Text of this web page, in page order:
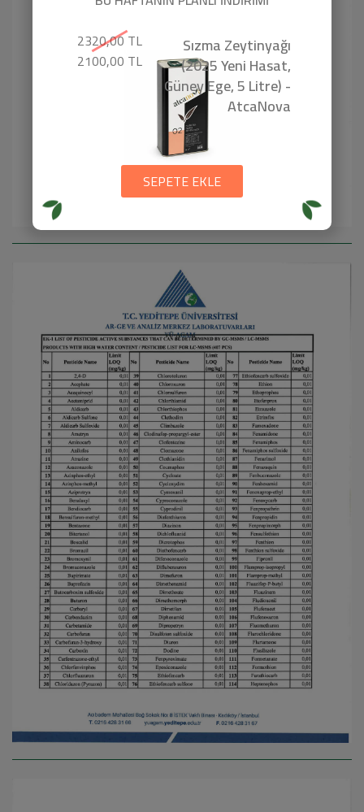
2320,00 TL
2100,00 TL
Sızma Zeytinyağı
(2025 Yeni Hasat,
Güney Ege, 5 Litre) -
AtcaNova
SEPETE EKLE